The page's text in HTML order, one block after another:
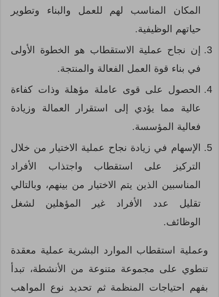
المكان المناسب لهم للعمل والبناء وتطوير
حياتهم الوظيفية.
إن نجاح عملية الاستقطاب هو الخطوة الأولى
في بناء قوة العمل الفعالة والمنتجة.
الحصول على قوى عاملة مؤهلة وذات كفاءة
عالية مما يؤدي إلى استقرار العمالة وزيادة
فعالية المؤسسة.
الإسهام في زيادة نجاح عملية الاختيار من خلال
التركيز على استقطاب واجتذاب الأفراد
المناسبين الذين يتم الاختيار من بينهم، وبالتالي
تقليل عدد الأفراد غير المؤهلين لشغل
الوظائف.
وعملية استقطاب الموارد البشرية عملية معقدة
تنطوي على مجموعة متنوعة من الأنشطة، تبدأ
بفهم احتياجات المنظمة ثم تحديد نوع المواهب